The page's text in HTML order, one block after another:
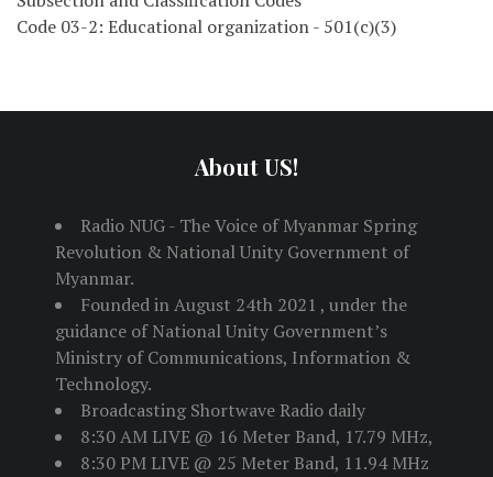
Code 03-2: Educational organization - 501(c)(3)
About US!
Radio NUG - The Voice of Myanmar Spring
Revolution & National Unity Government of
Myanmar.
Founded in August 24th 2021 , under the
guidance of National Unity Government’s
Ministry of Communications, Information &
Technology.
Broadcasting Shortwave Radio daily
8:30 AM LIVE @ 16 Meter Band, 17.79 MHz,
8:30 PM LIVE @ 25 Meter Band, 11.94 MHz